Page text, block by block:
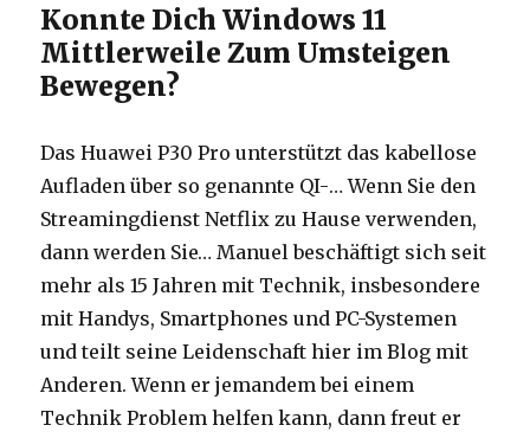
Konnte Dich Windows 11
Mittlerweile Zum Umsteigen
Bewegen?
Das Huawei P30 Pro unterstützt das kabellose
Aufladen über so genannte QI-… Wenn Sie den
Streamingdienst Netflix zu Hause verwenden,
dann werden Sie… Manuel beschäftigt sich seit
mehr als 15 Jahren mit Technik, insbesondere
mit Handys, Smartphones und PC-Systemen
und teilt seine Leidenschaft hier im Blog mit
Anderen. Wenn er jemandem bei einem
Technik Problem helfen kann, dann freut er